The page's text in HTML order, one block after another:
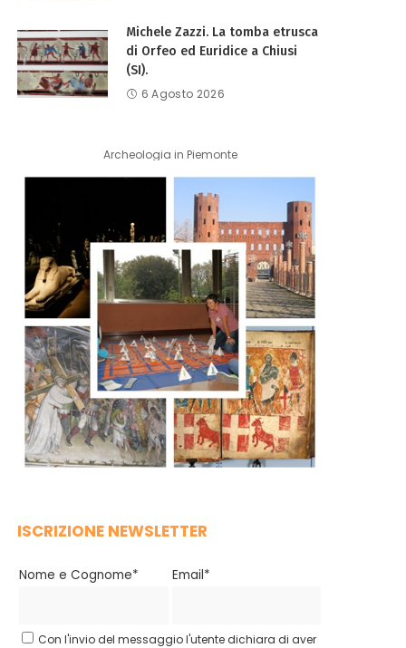
Michele Zazzi. La tomba etrusca
di Orfeo ed Euridice a Chiusi
(SI).
6 Agosto 2026
Archeologia in Piemonte
ISCRIZIONE NEWSLETTER
Nome e Cognome* Email*
Con l'invio del messaggio l'utente dichiara di aver